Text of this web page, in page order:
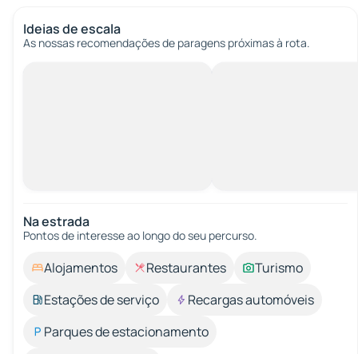
Ideias de escala
As nossas recomendações de paragens próximas à rota.
Na estrada
Pontos de interesse ao longo do seu percurso.
Alojamentos Restaurantes
Turismo
Estações de serviço
Recargas automóveis
Parques de estacionamento